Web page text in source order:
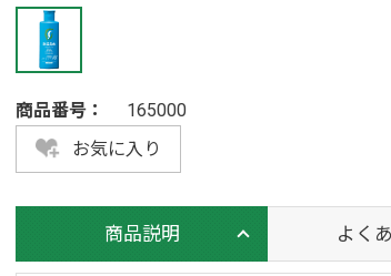
商品番号：
165000
お気に入り
商品説明 よく